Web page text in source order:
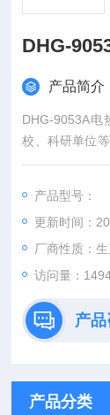
DHG-
产品简介
DHG-9053A电
校、科研单位
定制各种型号
产品型号：
更新时间：
厂商性质：
访问量：
产品
产品分类